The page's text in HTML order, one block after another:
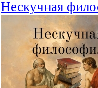
Нескучная